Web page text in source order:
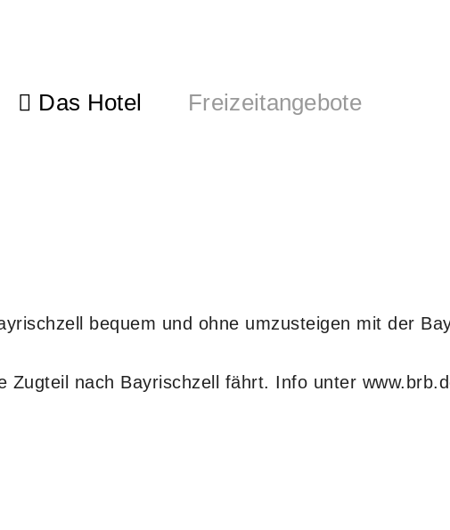
Das Hotel Freizeitangebote
bequem und ohne umzusteigen mit der
Zugteil nach Bayrischzell fährt. Info unter